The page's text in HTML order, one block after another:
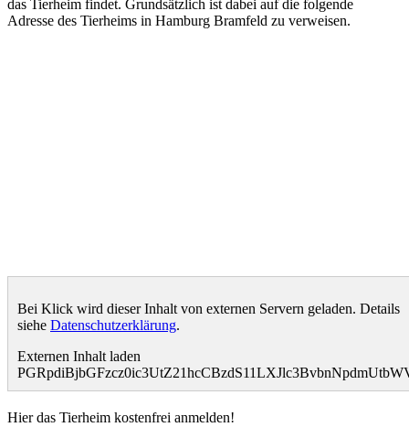
das Tierheim findet. Grundsätzlich ist dabei auf die folgende
Adresse des Tierheims in Hamburg Bramfeld zu verweisen.
Bei Klick wird dieser Inhalt von externen Servern geladen. Details
siehe Datenschutzerklärung.
Externen Inhalt laden
Hier das Tierheim kostenfrei anmelden!